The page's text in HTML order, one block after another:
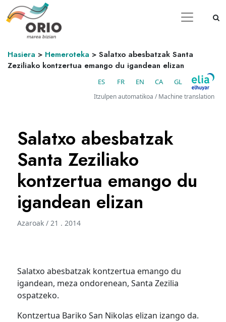
Hasiera > Hemeroteka > Salatxo abesbatzak Santa
Zeziliako kontzertua emango du igandean elizan
ES FR EN CA GL
Itzulpen automatikoa / Machine translation
Salatxo abesbatzak
Santa Zeziliako
kontzertua emango du
igandean elizan
Azaroak / 21 . 2014
Salatxo abesbatzak kontzertua emango du
igandean, meza ondorenean, Santa Zezilia
ospatzeko.
Kontzertua Bariko San Nikolas elizan izango da.